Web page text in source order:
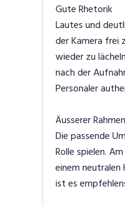
Gute Rhetorik
Lautes und
der Kamera frei
wieder zu
nach der
Personaler
Äusserer Rahmen
Die passende
Rolle spielen.
einem
ist es